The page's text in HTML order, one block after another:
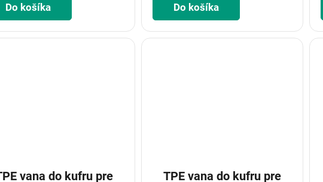
Do košíka Do košíka
vana do kufru pre TPE vana do kufru pre